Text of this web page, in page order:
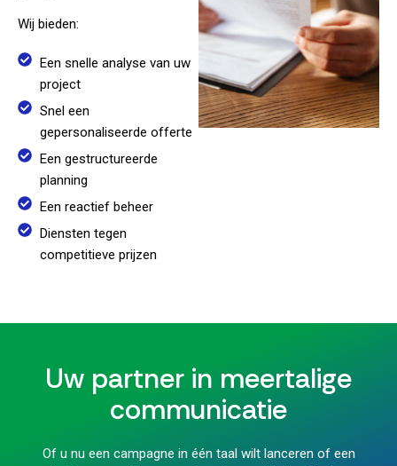
Wij bieden:
Een snelle analyse van uw
project
Snel een
gepersonaliseerde offerte
Een gestructureerde
planning
Een reactief beheer
Diensten tegen
competitieve prijzen
Uw partner in meertalige
communicatie
Of u nu een campagne in één taal wilt lanceren of een